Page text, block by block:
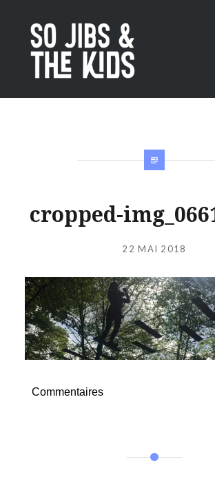
contenu
principal
So Jibs & the Kids
cropped-
Publié
JIBS
le
22 MAI 2018
Commentaires